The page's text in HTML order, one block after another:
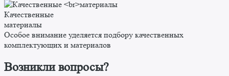
Качественные
материалы
Особое внимание уделяется подбору качественных
комплектующих и материалов
Возникли вопросы?